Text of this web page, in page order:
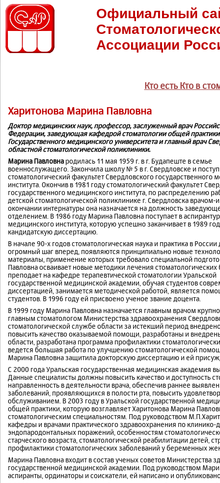
Официальный
Ассоциации
Кто есть Кто в
Харитонова Марина Павловна
Доктор медицинских наук, профессор, заслуженный врач
Федерации, заведующая кафедрой стоматологии общей практики
Государственного медицинского университета и главный врач
областной стоматологической поликлиники.
Марина Павловна родилась 11 мая 1959 г. в г. Будапеште в семье
военнослужащего. Закончила школу № 5 в г. Свердловске и
стоматологический факультет Свердловского государственного
института. Окончив в 1981 году стоматологический факультет
государственного медицинского института, по распределению
детской стоматологической поликлинике г. Свердловска врачом-
окончании интернатуры она назначается на должность
отделением. В 1986 году Марина Павловна поступает в
медицинского института, которую успешно заканчивает в 1989
кандидатскую диссертацию.
В начале 90-х годов стоматологическая наука и практика в России
огромный шаг вперед, появляются принципиально новые
материалы, применение которых требовало специальной
Павловна осваивает новые методики лечения стоматологических
преподает на кафедре терапевтической стоматологии Уральской
государственной медицинской академии, обучая студентов
диссертацией, занимается методической работой, является
студентов. В 1996 году ей присвоено ученое звание доцента.
В 1999 году Марина Павловна назначается главным врачом
главным стоматологом Министерства здравоохранения
стоматологической службе области за истекший период
повысить качество оказываемой помощи, разработаны и
области, разработана программа профилактики
ведется большая работа по улучшению стоматологической
Марина Павловна защитила докторскую диссертацию и ей
С 2000 года Уральская государственная медицинская академия
Данные специалисты должны повысить качество и доступность
направленность в деятельности врача, обеспечив раннее
заболеваний, проявляющихся в полости рта, повысить
обслуживанием. В 2003 году в Уральской государственной
общей практики, которую возглавляет Харитонова Марина
стоматологическим специальностям. Под руководством
кафедры и врачами практического здравоохранения по
эндопародонтальных поражений, особенностям
старческого возраста, стоматологической реабилитации
профилактики стоматологических заболеваний у беременных
Марина Павловна входит в состав ученых советов Министерства
государственной медицинской академии. Под руководством
аспиранты, ординаторы и соискатели, ей написано и